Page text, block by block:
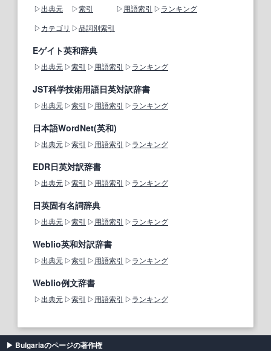
出典元 索引 用語索引
ランキング
カテゴリ
品詞別索引
Eゲイト英和辞典
出典元 索引 用語索引 ランキング
JST科学技術用語日英対訳辞書
出典元 索引 用語索引 ランキング
日本語WordNet(英和)
出典元 索引 用語索引 ランキング
EDR日英対訳辞書
出典元 索引 用語索引 ランキング
日英固有名詞辞典
出典元 索引 用語索引 ランキング
Weblio英和対訳辞書
出典元 索引 用語索引 ランキング
Weblio例文辞書
出典元 索引 用語索引 ランキング
Bulgariaのページの著作権